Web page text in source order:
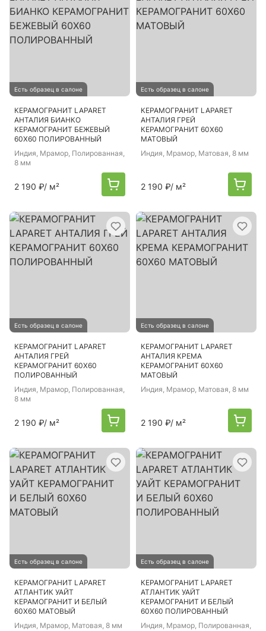
Есть образец в салоне
КЕРАМОГРАНИТ LAPARET
АНТАЛИЯ БИАНКО
КЕРАМОГРАНИТ БЕЖЕВЫЙ
60Х60 ПОЛИРОВАННЫЙ
Индия, Мрамор, Полированная,
8 мм
2 190 ₽/ м²
Есть образец в салоне
КЕРАМОГРАНИТ LAPARET
АНТАЛИЯ ГРЕЙ
КЕРАМОГРАНИТ 60Х60
МАТОВЫЙ
Индия, Мрамор, Матовая, 8 мм
2 190 ₽/ м²
Есть образец в салоне
КЕРАМОГРАНИТ LAPARET
АНТАЛИЯ ГРЕЙ
КЕРАМОГРАНИТ 60Х60
ПОЛИРОВАННЫЙ
Индия, Мрамор, Полированная,
8 мм
2 190 ₽/ м²
Есть образец в салоне
КЕРАМОГРАНИТ LAPARET
АНТАЛИЯ КРЕМА
КЕРАМОГРАНИТ 60Х60
МАТОВЫЙ
Индия, Мрамор, Матовая, 8 мм
2 190 ₽/ м²
Есть образец в салоне
КЕРАМОГРАНИТ LAPARET
АТЛАНТИК УАЙТ
КЕРАМОГРАНИТ И БЕЛЫЙ
60Х60 МАТОВЫЙ
Индия, Мрамор, Матовая, 8 мм
Есть образец в салоне
КЕРАМОГРАНИТ LAPARET
АТЛАНТИК УАЙТ
КЕРАМОГРАНИТ И БЕЛЫЙ
60Х60 ПОЛИРОВАННЫЙ
Индия, Мрамор, Полированная,